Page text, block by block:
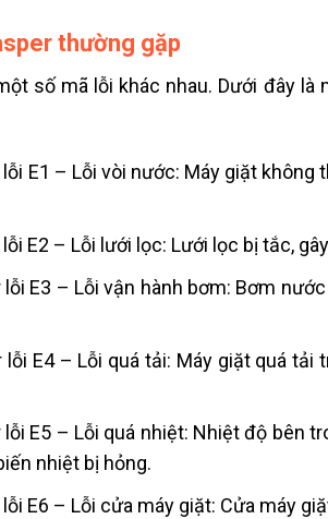
thường gặp
số mã lỗi khác nhau. Dưới đây
lỗi E1 – Lỗi vòi nước: Máy giặt
E2 – Lỗi lưới lọc: Lưới lọc bị tắc,
lỗi E3 – Lỗi vận hành bơm: Bơm
lỗi E4 – Lỗi quá tải: Máy giặt quá
lỗi E5 – Lỗi quá nhiệt: Nhiệt độ bên
nhiệt bị hỏng.
E6 – Lỗi cửa máy giặt: Cửa máy